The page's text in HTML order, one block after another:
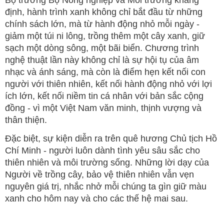
định, hành trình xanh không chỉ bắt đầu từ những
chính sách lớn, mà từ hành động nhỏ mỗi ngày -
giảm một túi ni lông, trồng thêm một cây xanh, giữ
sạch một dòng sông, một bãi biển. Chương trình
nghệ thuật lần này không chỉ là sự hội tụ của âm
nhạc và ánh sáng, mà còn là điểm hẹn kết nối con
người với thiên nhiên, kết nối hành động nhỏ với lợi
ích lớn, kết nối niềm tin cá nhân với bản sắc cộng
đồng - vì một Việt Nam văn minh, thịnh vượng và
thân thiện.
Đặc biệt, sự kiện diễn ra trên quê hương Chủ tịch Hồ
Chí Minh - người luôn dành tình yêu sâu sắc cho
thiên nhiên và môi trường sống. Những lời dạy của
Người về trồng cây, bảo vệ thiên nhiên vẫn vẹn
nguyên giá trị, nhắc nhở mỗi chúng ta gìn giữ màu
xanh cho hôm nay và cho các thế hệ mai sau.